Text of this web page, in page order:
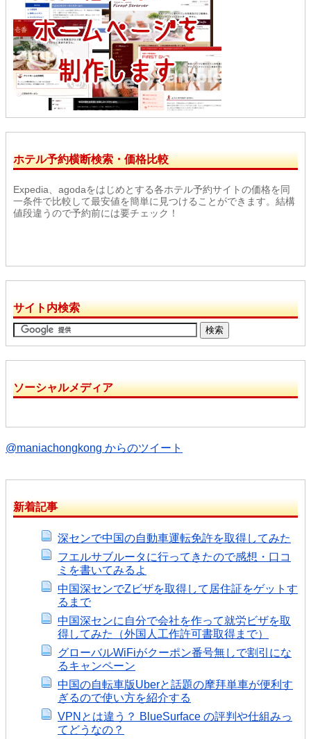
ホテル予約横断検索・価格比較
Expedia、agodaをはじめとする各ホテル予約サイトの価格を同
一条件で比較して最安値を簡単に見つけることができます。結構
値段違うので予約前には要チェック！
サイト内検索
ソーシャルメディア
@maniachongkong からのツイート
新着記事
深センで中国の自動車運転免許を取得してみた
フエルサブルータに行ってきたので感想・口コ
ミを書いてみるよ
中国深センでZビザを取得して居住証をゲットす
るまで
中国深センに自分で会社を作って就労ビザを取
得してみた（外国人工作許可書取得まで）
グローバルWiFiがクーポン番号無しで割引にな
るキャンペーン
中国の自転車版Uberと話題の摩拜単車が便利す
ぎるので使い方を紹介する
VPNとは違う？ BlueSurface の評判や仕組みっ
てどうなの？